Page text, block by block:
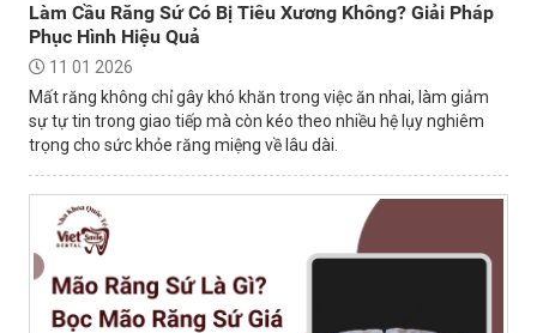
Làm Cầu Răng Sứ Có Bị Tiêu Xương Không? Giải Pháp
Phục Hình Hiệu Quả
11 01 2026
Mất răng không chỉ gây khó khăn trong việc ăn nhai, làm giảm
sự tự tin trong giao tiếp mà còn kéo theo nhiều hệ lụy nghiêm
trọng cho sức khỏe răng miệng về lâu dài.